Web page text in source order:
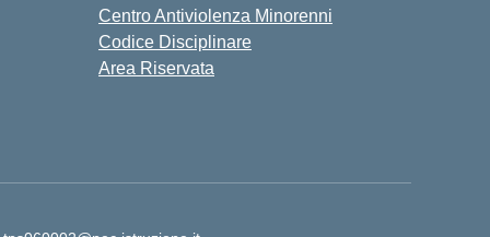
Centro Antiviolenza Minorenni
Codice Disciplinare
Area Riservata